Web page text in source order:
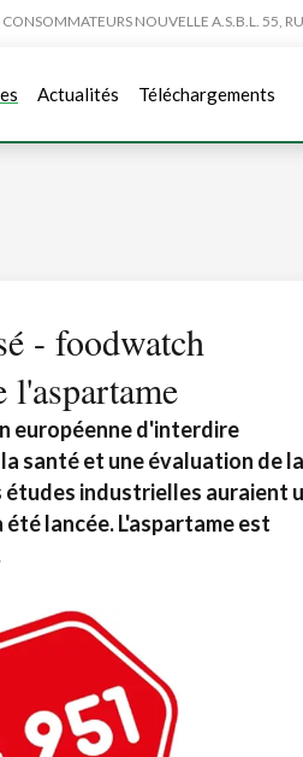
NOUVELLE A.S.B.L. 55,
Actualités Téléchargements
- foodwatch
européenne d'interdire
santé et une évaluation de la
études industrielles auraient
lancée. L'aspartame est